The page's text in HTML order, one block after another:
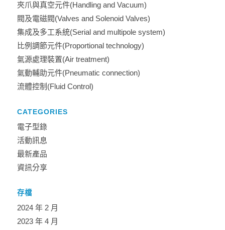
夾爪與真空元件(Handling and Vacuum)
閥及電磁閥(Valves and Solenoid Valves)
集成及多工系統(Serial and multipole system)
比例調節元件(Proportional technology)
氣源處理裝置(Air treatment)
氣動輔助元件(Pneumatic connection)
流體控制(Fluid Control)
CATEGORIES
電子型錄
活動訊息
最新產品
資訊分享
存檔
2024 年 2 月
2023 年 4 月